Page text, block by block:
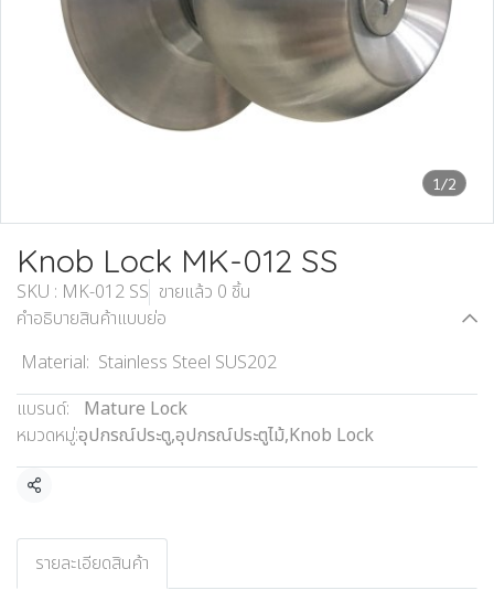
1/2
Knob Lock MK-012 SS
SKU : MK-012 SS ขายแล้ว 0 ชิ้น
คำอธิบายสินค้าแบบย่อ
Material: Stainless Steel SUS202
แบรนด์:
Mature Lock
หมวดหมู่:อุปกรณ์ประตู,อุปกรณ์ประตูไม้,Knob Lock
แชร์
รายละเอียดสินค้า